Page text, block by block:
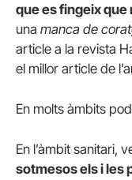
que es fingeix
una manca de
article a la revista
el millor article de
En molts àmbits
En l’àmbit sanitari,
sotmesos els i les